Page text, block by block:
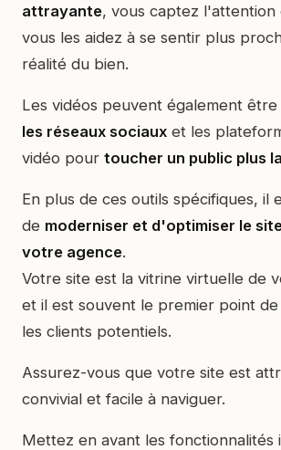
attrayante, vous captez l'attention
vous les aidez à se sentir plus
réalité du bien.
Les vidéos peuvent également être
les réseaux sociaux et les
vidéo pour toucher un public plus
En plus de ces outils spécifiques, il
de moderniser et d'optimiser le
votre agence.
Votre site est la vitrine virtuelle de
et il est souvent le premier point
les clients potentiels.
Assurez-vous que votre site est
convivial et facile à naviguer.
Mettez en avant les fonctionnalités